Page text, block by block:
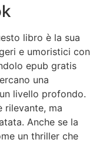
libro è la sua
e umoristici con
epub gratis
una
livello profondo.
rilevante, ma
Anche se la
un thriller che